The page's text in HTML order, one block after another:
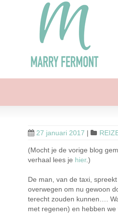
27 januari 2017 |
(Mocht je de vorige blog
verhaal lees je hier.)
De man, van de taxi,
overwegen om nu gewoon
terecht zouden kunnen….
met regenen) en hebben we